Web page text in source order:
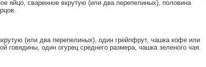
яйцо, сваренное вкрутую (или два перепелиных), половина
(или два перепелиных), один грейпфрут, чашка кофе или
говядины, один огурец среднего размера, чашка зеленого чая.